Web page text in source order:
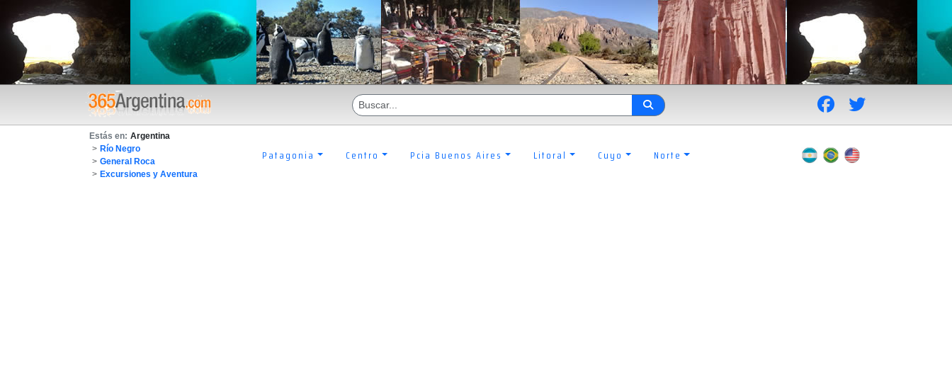
Estás en: Argentina
> Río Negro
> General Roca
> Excursiones y Aventura
Patagonia Centro Pcia Buenos Aires Litoral Cuyo Norte